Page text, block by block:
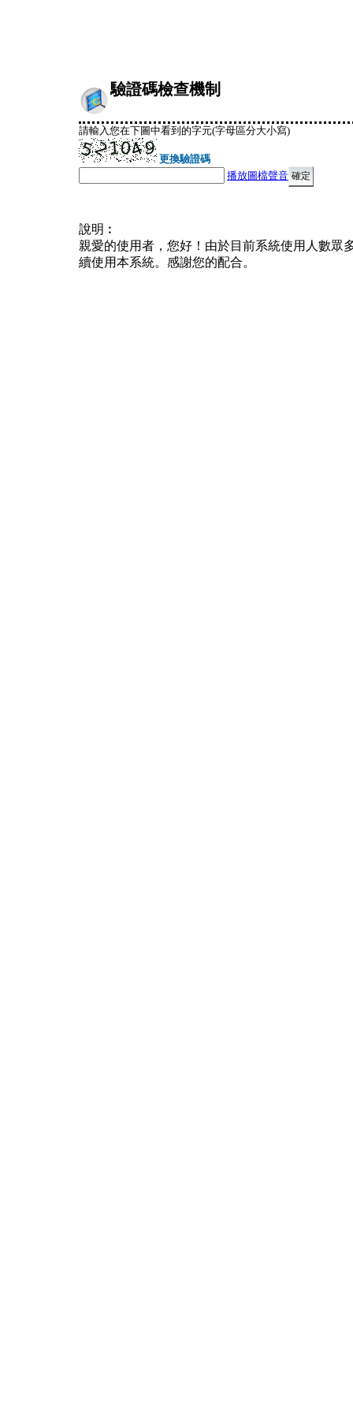
驗證碼檢查機制
請輸入您在下圖中看到的字元(字母區分大小寫)
更換驗證碼
播放圖檔聲音
說明︰
親愛的使用者，您好！由於目前系統使用人數眾
續使用本系統。感謝您的配合。